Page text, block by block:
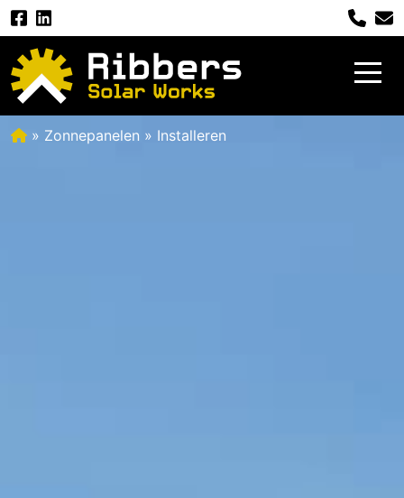
» Zonnepanelen » Installeren